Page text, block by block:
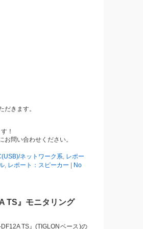
きます。
！
問い合わせください。
ネットワーク系, レポー
, レポート：スピーカー
No
TS』モニタリング
TS』(TIGLONベース)の